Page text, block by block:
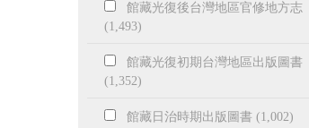
館藏光復後台灣地區官修地方志
(1,493)
館藏光復初期台灣地區出版圖書
(1,352)
館藏日治時期出版圖書 (1,002)